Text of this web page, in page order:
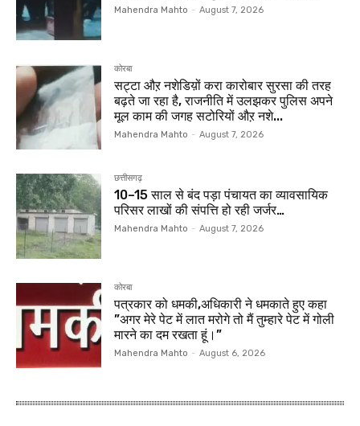
Mahendra Mahto - August 7, 2026
कोरबा
सट्टा औऱ नशेडिय़ों करा कारोबार सुरसा की तरह
बढ़ते जा रहा है, राजनीति में उलझकर पुलिस अपने
मूल काम की जगह सटोरियों औऱ नशे...
Mahendra Mahto - August 7, 2026
छत्तीसगढ़
10–15 साल से बंद पड़ा पंचायत का व्यावसायिक
परिसर लाखों की संपत्ति हो रही जर्जर…
Mahendra Mahto - August 7, 2026
कोरबा
पत्रकार को धमकी,अधिकारी ने धमकाते हुए कहा
”अगर मेरे पेट में लात मरोगे तो मैं तुम्हारे पेट में गोली
मारने का दम रखता हूं।”
Mahendra Mahto - August 6, 2026